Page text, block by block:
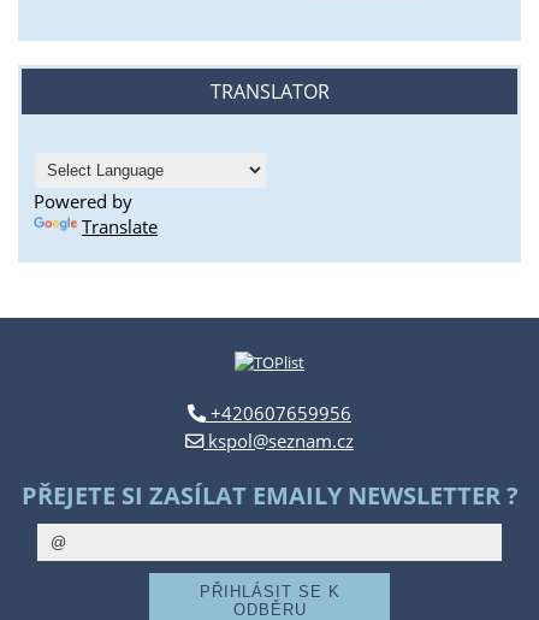
TRANSLATOR
Powered by
Translate
+420607659956
kspol@seznam.cz
PŘEJETE SI ZASÍLAT EMAILY NEWSLETTER ?